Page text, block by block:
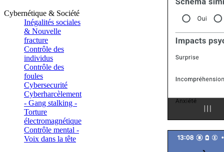
Cybernétique & Société
Inégalités sociales
& Nouvelle
fracture
Contrôle des
individus
Contrôle des
foules
Cybersecurité
Cyberharcèlement
- Gang stalking -
Torture
électromagnétique
Contrôle mental -
Voix dans la tête